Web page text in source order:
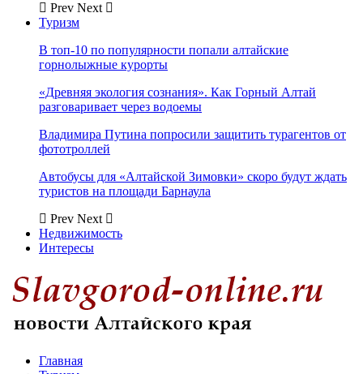
Prev Next
Туризм
В топ-10 по популярности попали алтайские
горнолыжные курорты
«Древняя экология сознания». Как Горный Алтай
разговаривает через водоемы
Владимира Путина попросили защитить турагентов от
фототроллей
Автобусы для «Алтайской Зимовки» скоро будут ждать
туристов на площади Барнаула
Prev Next
Недвижимость
Интересы
Главная